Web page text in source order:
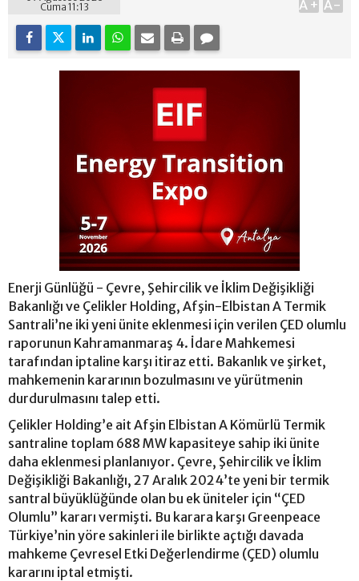
Cuma 11:13
A+ A-
Enerji Günlüğü - Çevre, Şehircilik ve İklim Değişikliği
Bakanlığı ve Çelikler Holding, Afşin-Elbistan A Termik
Santrali’ne iki yeni ünite eklenmesi için verilen ÇED olumlu
raporunun Kahramanmaraş 4. İdare Mahkemesi
tarafından iptaline karşı itiraz etti. Bakanlık ve şirket,
mahkemenin kararının bozulmasını ve yürütmenin
durdurulmasını talep etti.
Çelikler Holding’e ait Afşin Elbistan A Kömürlü Termik
santraline toplam 688 MW kapasiteye sahip iki ünite
daha eklenmesi planlanıyor. Çevre, Şehircilik ve İklim
Değişikliği Bakanlığı, 27 Aralık 2024’te yeni bir termik
santral büyüklüğünde olan bu ek üniteler için “ÇED
Olumlu” kararı vermişti. Bu karara karşı Greenpeace
Türkiye’nin yöre sakinleri ile birlikte açtığı davada
mahkeme Çevresel Etki Değerlendirme (ÇED) olumlu
kararını iptal etmişti.